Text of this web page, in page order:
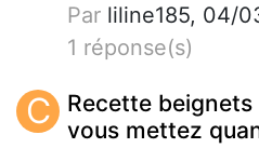
Par liline185, 04/
1 réponse(s)
C
Recette
vous mettez